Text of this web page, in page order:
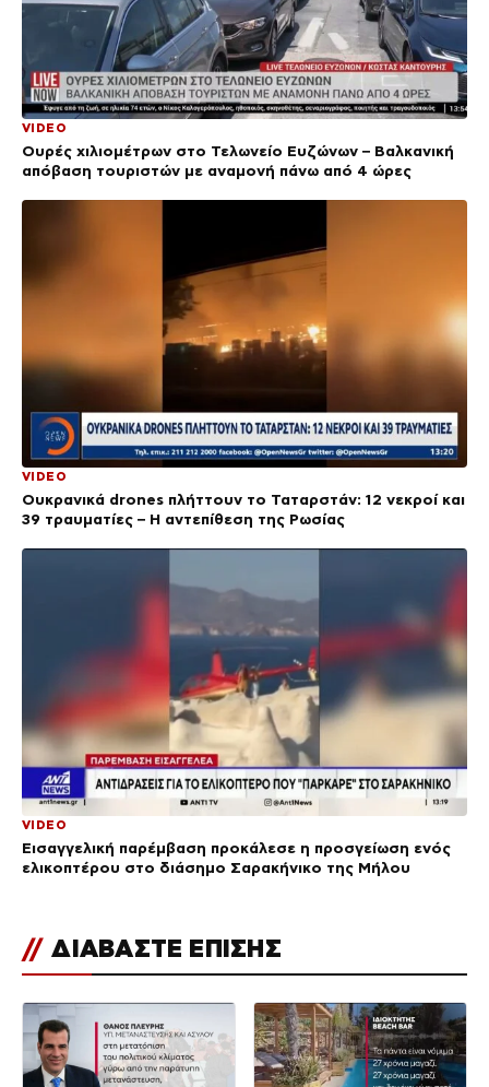
VIDEO
Ουρές χιλιομέτρων στο Τελωνείο Ευζώνων – Βαλκανική
απόβαση τουριστών με αναμονή πάνω από 4 ώρες
VIDEO
Ουκρανικά drones πλήττουν το Ταταρστάν: 12 νεκροί και
39 τραυματίες – Η αντεπίθεση της Ρωσίας
VIDEO
Εισαγγελική παρέμβαση προκάλεσε η προσγείωση ενός
ελικοπτέρου στο διάσημο Σαρακήνικο της Μήλου
// ΔΙΑΒΑΣΤΕ ΕΠΙΣΗΣ